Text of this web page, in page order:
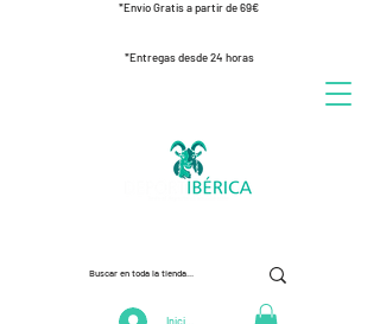
*Envío Gratis a partir de 69€
*Entregas desde 24 horas
Iniciar Sesión